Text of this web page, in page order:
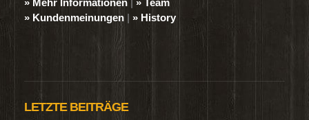
» Kundenmeinungen | » History
LETZTE BEITRÄGE